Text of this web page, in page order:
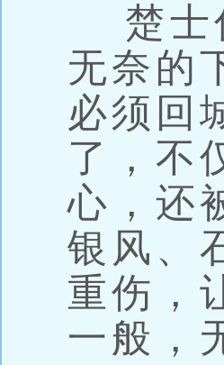
楚士
无奈的
必须回
了，不
心，还
银风、
重伤，
一般，